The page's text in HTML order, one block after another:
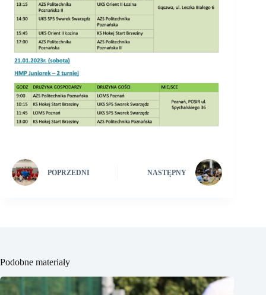
POPRZEDNI NASTĘPNY
Podobne materiały